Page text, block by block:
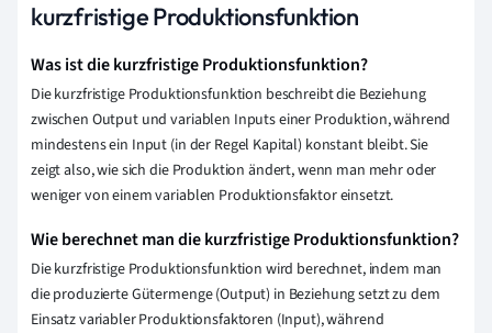
kurzfristige Produktionsfunktion
Was ist die kurzfristige Produktionsfunktion?
Die kurzfristige Produktionsfunktion beschreibt die Beziehung
zwischen Output und variablen Inputs einer Produktion, während
mindestens ein Input (in der Regel Kapital) konstant bleibt. Sie
zeigt also, wie sich die Produktion ändert, wenn man mehr oder
weniger von einem variablen Produktionsfaktor einsetzt.
Wie berechnet man die kurzfristige Produktionsfunktion?
Die kurzfristige Produktionsfunktion wird berechnet, indem man
die produzierte Gütermenge (Output) in Beziehung setzt zu dem
Einsatz variabler Produktionsfaktoren (Input), während